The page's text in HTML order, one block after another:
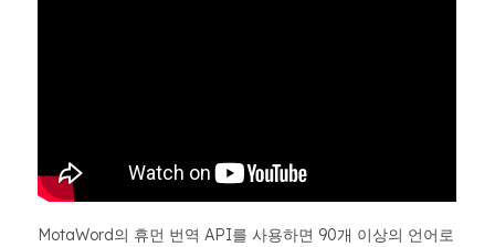
MotaWord의 휴먼 번역 API를 사용하면 90개 이상의 언어로